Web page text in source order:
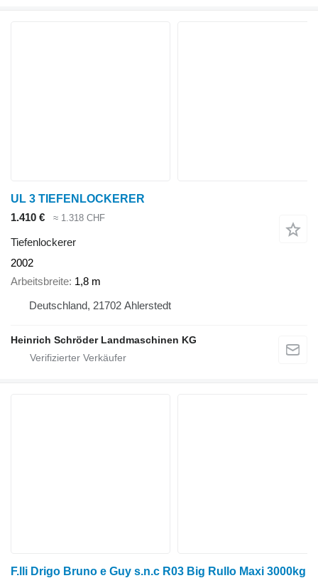
UL 3 TIEFENLOCKERER
1.410 €
≈ 1.318 CHF
Tiefenlockerer
2002
Arbeitsbreite 1,8 m
Deutschland, 21702 Ahlerstedt
Heinrich Schröder Landmaschinen KG
F.lli Drigo Bruno e Guy s.n.c R03 Big Rullo Maxi 3000kg